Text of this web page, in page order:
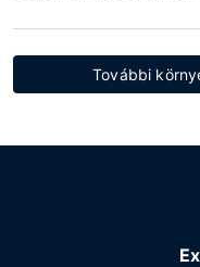
További